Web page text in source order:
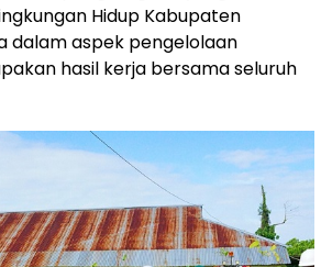
Hidup Kabupaten
dalam aspek pengelolaan
hasil kerja bersama seluruh